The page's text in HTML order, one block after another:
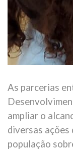
As parcerias
ampliar o
diversas ações
população